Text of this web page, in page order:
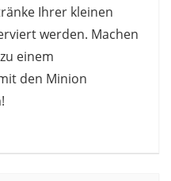
Ihrer kleinen
werden. Machen
einem
den Minion